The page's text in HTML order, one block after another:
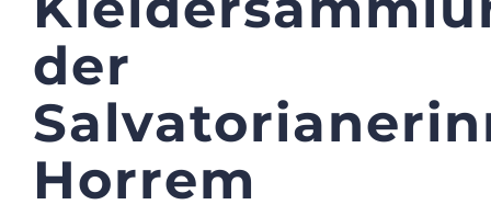
der
Horrem